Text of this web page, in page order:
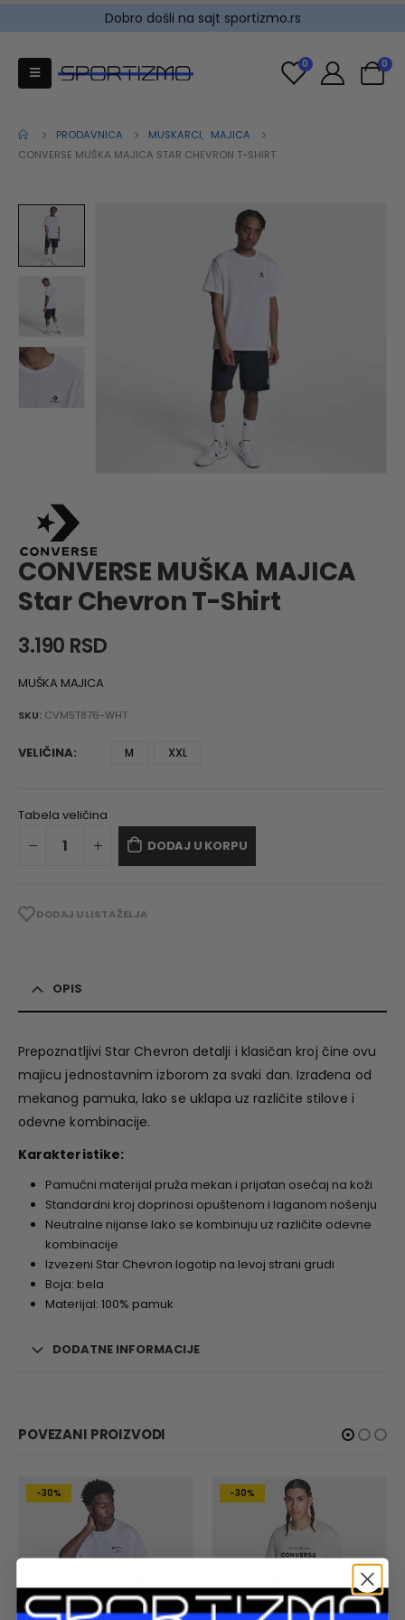
Dobro došli na sajt sportizmo.rs
0 0
PRODAVNICA MUSKARCI, MAJICA
CONVERSE MUŠKA MAJICA STAR CHEVRON T-SHIRT
CONVERSE MUŠKA MAJICA
Star Chevron T-Shirt
3.190 RSD
MUŠKA MAJICA
SKU: CVM5T876-WHT
VELIČINA M XXL
Tabela veličina
DODAJ U KORPU
DODAJ U LISTA ŽELJA
OPIS
Prepoznatljivi Star Chevron detalji i klasičan kroj čine ovu
majicu jednostavnim izborom za svaki dan. Izrađena od
mekanog pamuka, lako se uklapa uz različite stilove i
odevne kombinacije.
Karakteristike:
Pamučni materijal pruža mekan i prijatan osećaj na koži
Standardni kroj doprinosi opuštenom i laganom nošenju
Neutralne nijanse lako se kombinuju uz različite odevne
kombinacije
Izvezeni Star Chevron logotip na levoj strani grudi
Boja: bela
Materijal: 100% pamuk
DODATNE INFORMACIJE
POVEZANI PROIZVODI
-30% -30%